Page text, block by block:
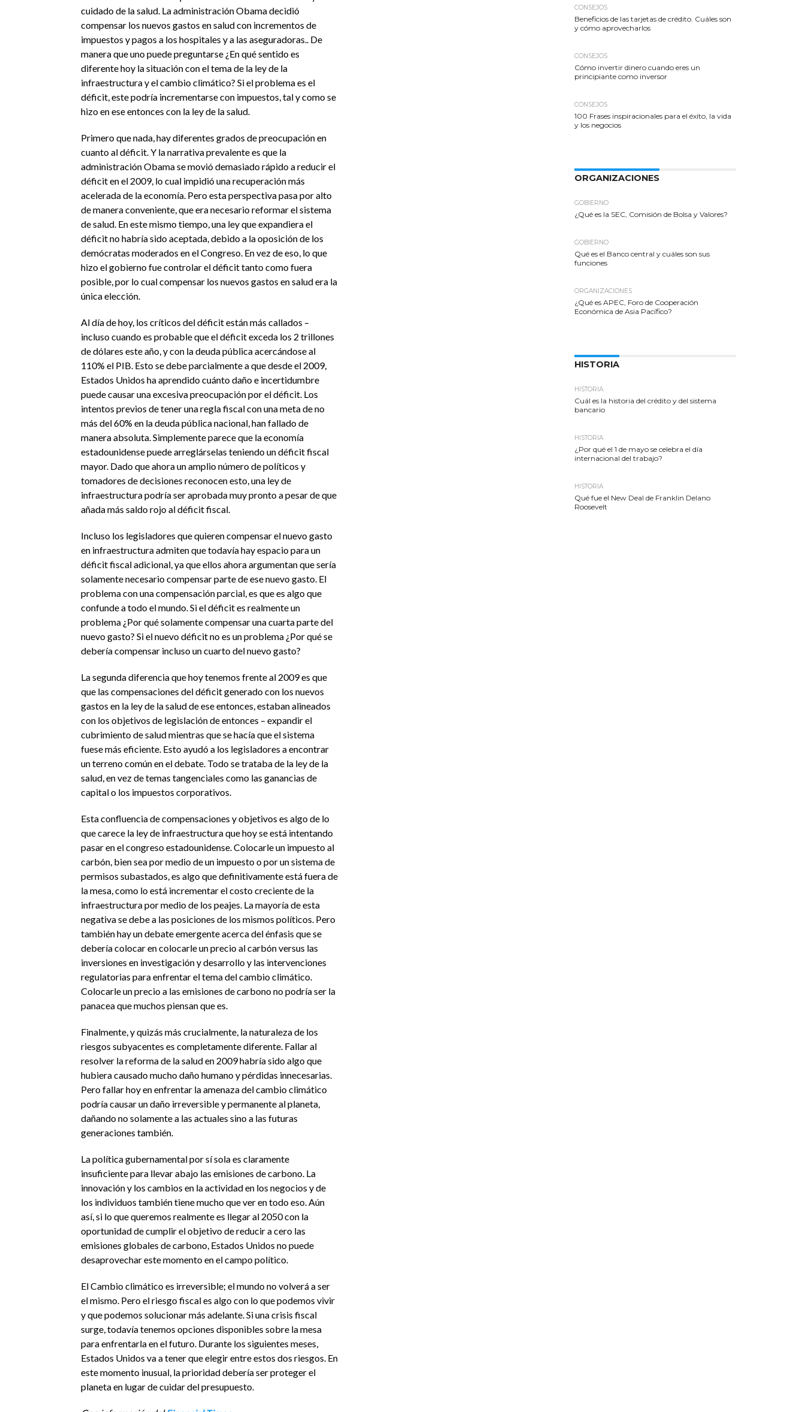
cuidado de la salud. La administración Obama decidió
compensar los nuevos gastos en salud con incrementos de
impuestos y pagos a los hospitales y a las aseguradoras.. De
manera que uno puede preguntarse ¿En qué sentido es
diferente hoy la situación con el tema de la ley de la
infraestructura y el cambio climático? Si el problema es el
déficit, este podría incrementarse con impuestos, tal y como se
hizo en ese entonces con la ley de la salud.
Primero que nada, hay diferentes grados de preocupación en
cuanto al déficit. Y la narrativa prevalente es que la
administración Obama se movió demasiado rápido a reducir el
déficit en el 2009, lo cual impidió una recuperación más
acelerada de la economía. Pero esta perspectiva pasa por alto
de manera conveniente, que era necesario reformar el sistema
de salud. En este mismo tiempo, una ley que expandiera el
déficit no habría sido aceptada, debido a la oposición de los
demócratas moderados en el Congreso. En vez de eso, lo que
hizo el gobierno fue controlar el déficit tanto como fuera
posible, por lo cual compensar los nuevos gastos en salud era la
única elección.
Al día de hoy, los críticos del déficit están más callados –
incluso cuando es probable que el déficit exceda los 2 trillones
de dólares este año, y con la deuda pública acercándose al
110% el PIB. Esto se debe parcialmente a que desde el 2009,
Estados Unidos ha aprendido cuánto daño e incertidumbre
puede causar una excesiva preocupación por el déficit. Los
intentos previos de tener una regla fiscal con una meta de no
más del 60% en la deuda pública nacional, han fallado de
manera absoluta. Simplemente parece que la economía
estadounidense puede arreglárselas teniendo un déficit fiscal
mayor. Dado que ahora un amplio número de políticos y
tomadores de decisiones reconocen esto, una ley de
infraestructura podría ser aprobada muy pronto a pesar de que
añada más saldo rojo al déficit fiscal.
Incluso los legisladores que quieren compensar el nuevo gasto
en infraestructura admiten que todavía hay espacio para un
déficit fiscal adicional, ya que ellos ahora argumentan que sería
solamente necesario compensar parte de ese nuevo gasto. El
problema con una compensación parcial, es que es algo que
confunde a todo el mundo. Si el déficit es realmente un
problema ¿Por qué solamente compensar una cuarta parte del
nuevo gasto? Si el nuevo déficit no es un problema ¿Por qué se
debería compensar incluso un cuarto del nuevo gasto?
La segunda diferencia que hoy tenemos frente al 2009 es que
que las compensaciones del déficit generado con los nuevos
gastos en la ley de la salud de ese entonces, estaban alineados
con los objetivos de legislación de entonces – expandir el
cubrimiento de salud mientras que se hacía que el sistema
fuese más eficiente. Esto ayudó a los legisladores a encontrar
un terreno común en el debate. Todo se trataba de la ley de la
salud, en vez de temas tangenciales como las ganancias de
capital o los impuestos corporativos.
Esta confluencia de compensaciones y objetivos es algo de lo
que carece la ley de infraestructura que hoy se está intentando
pasar en el congreso estadounidense. Colocarle un impuesto al
carbón, bien sea por medio de un impuesto o por un sistema de
permisos subastados, es algo que definitivamente está fuera de
la mesa, como lo está incrementar el costo creciente de la
infraestructura por medio de los peajes. La mayoría de esta
negativa se debe a las posiciones de los mismos políticos. Pero
también hay un debate emergente acerca del énfasis que se
debería colocar en colocarle un precio al carbón versus las
inversiones en investigación y desarrollo y las intervenciones
regulatorias para enfrentar el tema del cambio climático.
Colocarle un precio a las emisiones de carbono no podría ser la
panacea que muchos piensan que es.
Finalmente, y quizás más crucialmente, la naturaleza de los
riesgos subyacentes es completamente diferente. Fallar al
resolver la reforma de la salud en 2009 habría sido algo que
hubiera causado mucho daño humano y pérdidas innecesarias.
Pero fallar hoy en enfrentar la amenaza del cambio climático
podría causar un daño irreversible y permanente al planeta,
dañando no solamente a las actuales sino a las futuras
generaciones también.
La política gubernamental por sí sola es claramente
insuficiente para llevar abajo las emisiones de carbono. La
innovación y los cambios en la actividad en los negocios y de
los individuos también tiene mucho que ver en todo eso. Aún
así, si lo que queremos realmente es llegar al 2050 con la
oportunidad de cumplir el objetivo de reducir a cero las
emisiones globales de carbono, Estados Unidos no puede
desaprovechar este momento en el campo político.
El Cambio climático es irreversible; el mundo no volverá a ser
el mismo. Pero el riesgo fiscal es algo con lo que podemos vivir
y que podemos solucionar más adelante. Si una crisis fiscal
surge, todavía tenemos opciones disponibles sobre la mesa
para enfrentarla en el futuro. Durante los siguientes meses,
Estados Unidos va a tener que elegir entre estos dos riesgos. En
este momento inusual, la prioridad debería ser proteger el
planeta en lugar de cuidar del presupuesto.
CONSEJOS
Beneficios de las tarjetas de crédito. Cuáles son
y cómo aprovecharlos
CONSEJOS
Cómo invertir dinero cuando eres un
principiante como inversor
CONSEJOS
100 Frases inspiracionales para el éxito, la vida
y los negocios
ORGANIZACIONES
GOBIERNO
¿Qué es la SEC, Comisión de Bolsa y Valores?
GOBIERNO
Qué es el Banco central y cuáles son sus
funciones
ORGANIZACIONES
¿Qué es APEC, Foro de Cooperación
Económica de Asia Pacífico?
HISTORIA
HISTORIA
Cuál es la historia del crédito y del sistema
bancario
HISTORIA
¿Por qué el 1 de mayo se celebra el día
internacional del trabajo?
HISTORIA
Qué fue el New Deal de Franklin Delano
Roosevelt